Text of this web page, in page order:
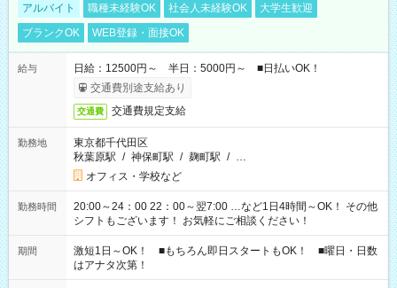
アルバイト 職種未経験OK 社会人未経験OK
大学生歓迎
ブランクOK
WEB登録・面接OK
給与
日給：12500円～ 半日：5000円～ ■日払いOK！
交通費別途支給あり
交通費 交通費規定支給
勤務地
東京都千代田区
秋葉原駅 / 神保町駅 / 麹町駅 / …
オフィス・学校など
勤務時間
20:00～24：00 22：00～翌7:00 …など1日4時間～OK！ その他
シフトもございます！ お気軽にご相談ください！
期間
激短1日～OK！ ■もちろん即日スタートもOK！ ■曜日・日数
はアナタ次第！